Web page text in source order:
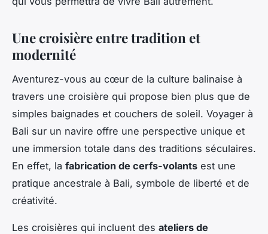
Une croisière entre tradition et
modernité
Aventurez-vous au cœur de la culture balinaise à
travers une croisière qui propose bien plus que de
simples baignades et couchers de soleil. Voyager à
Bali sur un navire offre une perspective unique et
une immersion totale dans des traditions séculaires.
En effet, la fabrication de cerfs-volants est une
pratique ancestrale à Bali, symbole de liberté et de
créativité.
Les croisières qui incluent des ateliers de